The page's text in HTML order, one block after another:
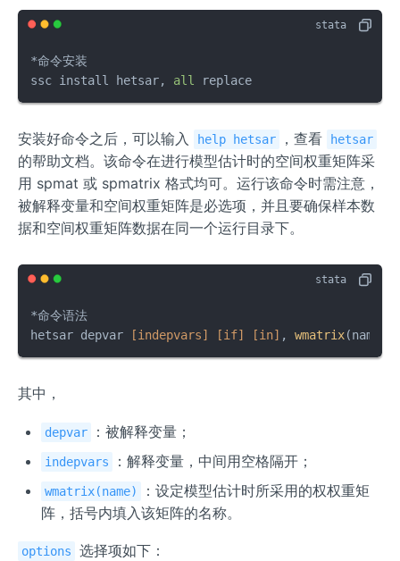
*命令安装
ssc install hetsar, all replace
安装好命令之后，可以输入 help hetsar ，查看 hetsar
的帮助文档。该命令在进行模型估计时的空间权重矩阵采
用 spmat 或 spmatrix 格式均可。运行该命令时需注意，
被解释变量和空间权重矩阵是必选项，并且要确保样本数
据和空间权重矩阵数据在同一个运行目录下。
*命令语法
hetsar depvar
[indepvars] [if] [in] , wmatrix(name)
其中，
depvar ：被解释变量；
indepvars ：解释变量，中间用空格隔开；
wmatrix(name)
：设定模型估计时所采用的权权重矩
阵，括号内填入该矩阵的名称。
options 选择项如下：